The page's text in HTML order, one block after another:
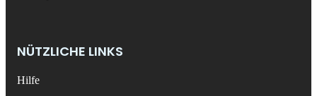
NÜTZLICHE LINKS
Hilfe